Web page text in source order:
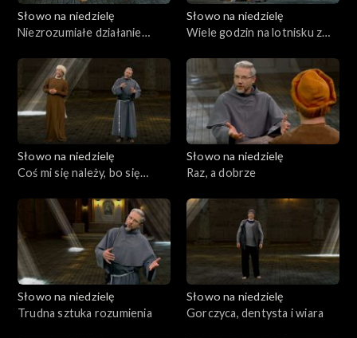
Słowo na niedzielę
Niezrozumiałe działanie
Słowo na niedzielę
Wiele godzin na lotnisku z
Słowo na niedzielę
Coś mi się należy, bo się
Słowo na niedzielę
Raz, a dobrze
Słowo na niedzielę
Trudna sztuka rozumienia
Słowo na niedzielę
Gorczyca, dentysta i wiara